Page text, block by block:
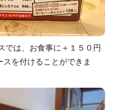
では、お食事に＋１５０円
を付けることができま